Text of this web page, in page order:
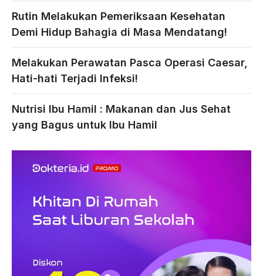
Rutin Melakukan Pemeriksaan Kesehatan
Demi Hidup Bahagia di Masa Mendatang!
Melakukan Perawatan Pasca Operasi Caesar,
Hati-hati Terjadi Infeksi!
Nutrisi Ibu Hamil : Makanan dan Jus Sehat
yang Bagus untuk Ibu Hamil